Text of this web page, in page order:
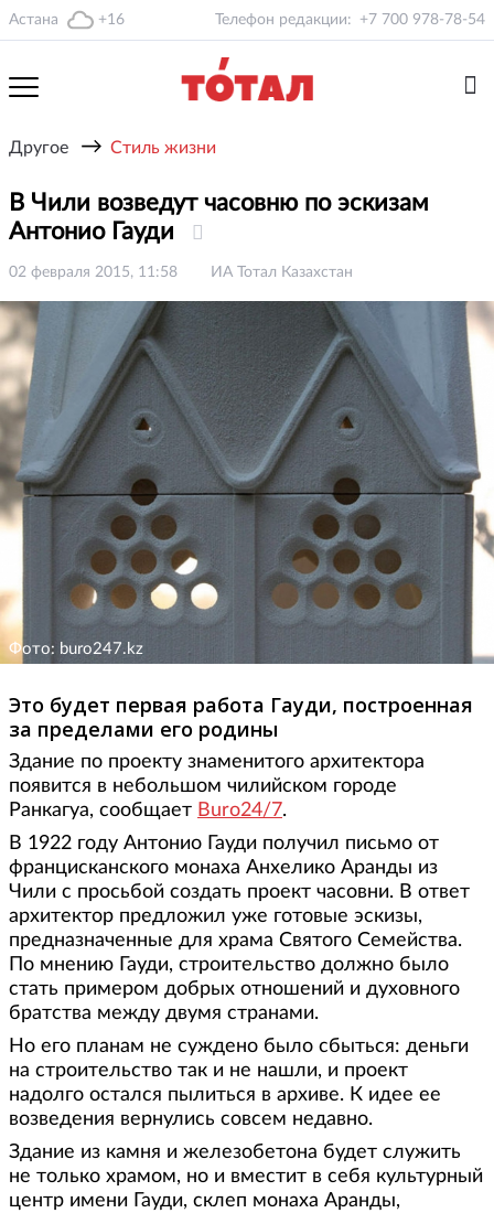
Астана +16 Телефон редакции: +7 700 978-78-54
Другое → Стиль жизни
В Чили возведут часовню по эскизам
Антонио Гауди
02 февраля 2015, 11:58 ИА Тотал Казахстан
Фото: buro247.kz
Это будет первая работа Гауди, построенная
за пределами его родины
Здание по проекту знаменитого архитектора
появится в небольшом чилийском городе
Ранкагуа, сообщает Buro24/7.
В 1922 году Антонио Гауди получил письмо от
францисканского монаха Анхелико Аранды из
Чили с просьбой создать проект часовни. В ответ
архитектор предложил уже готовые эскизы,
предназначенные для храма Святого Семейства.
По мнению Гауди, строительство должно было
стать примером добрых отношений и духовного
братства между двумя странами.
Но его планам не суждено было сбыться: деньги
на строительство так и не нашли, и проект
надолго остался пылиться в архиве. К идее ее
возведения вернулись совсем недавно.
Здание из камня и железобетона будет служить
не только храмом, но и вместит в себя культурный
центр имени Гауди, склеп монаха Аранды,